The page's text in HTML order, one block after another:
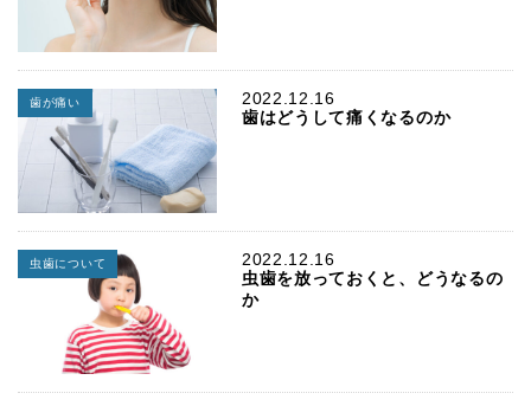
2022.12.16
歯が痛い
歯はどうして痛くなるのか
2022.12.16
虫歯について
虫歯を放っておくと、どうなるの
か